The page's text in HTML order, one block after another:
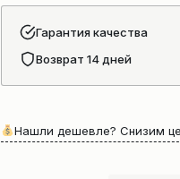
С700
Гарантия качества
Возврат 14 дней
Нашли дешевле? Снизим